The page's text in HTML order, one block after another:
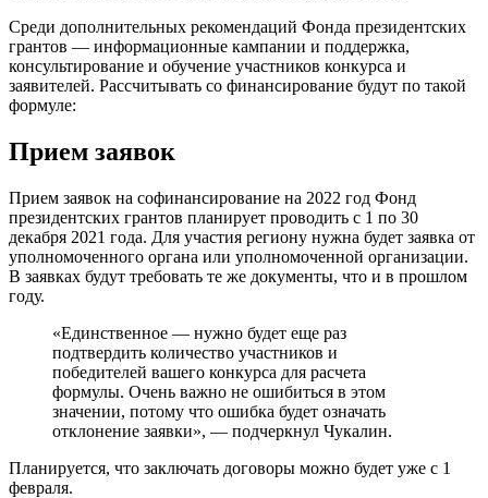
Среди дополнительных рекомендаций Фонда президентских
грантов — информационные кампании и поддержка,
консультирование и обучение участников конкурса и
заявителей. Рассчитывать со финансирование будут по такой
формуле:
Прием заявок
Прием заявок на софинансирование на 2022 год Фонд
президентских грантов планирует проводить с 1 по 30
декабря 2021 года. Для участия региону нужна будет заявка от
уполномоченного органа или уполномоченной организации.
В заявках будут требовать те же документы, что и в прошлом
году.
«Единственное — нужно будет еще раз
подтвердить количество участников и
победителей вашего конкурса для расчета
формулы. Очень важно не ошибиться в этом
значении, потому что ошибка будет означать
отклонение заявки», — подчеркнул Чукалин.
Планируется, что заключать договоры можно будет уже с 1
февраля.